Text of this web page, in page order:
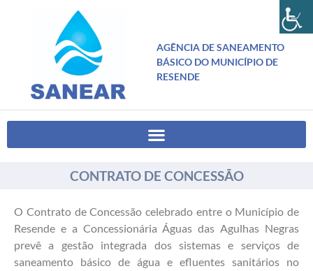
AGÊNCIA DE SANEAMENTO
BÁSICO DO MUNICÍPIO DE
RESENDE
CONTRATO DE CONCESSÃO
O Contrato de Concessão celebrado entre o Município de
Resende e a Concessionária Águas das Agulhas Negras
prevê a gestão integrada dos sistemas e serviços de
saneamento básico de água e efluentes sanitários no